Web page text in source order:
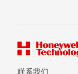
联系我们